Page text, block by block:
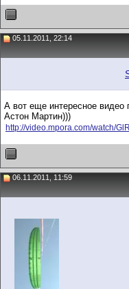
05.11.2011, 22:14
А вот еще интересное видео
Астон Мартин)))
http://video.mpora.com/watch/
06.11.2011, 11:59